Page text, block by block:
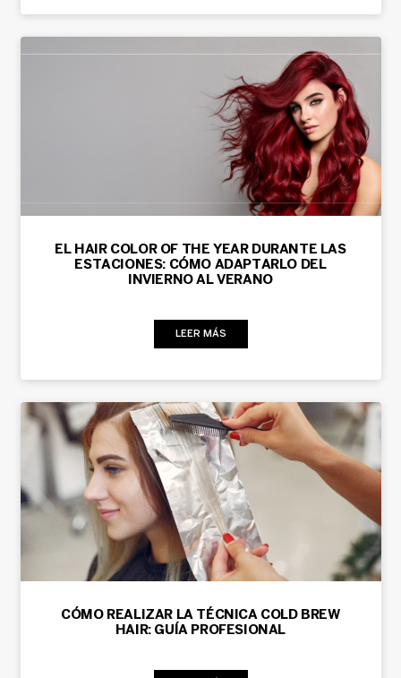
EL HAIR COLOR OF THE YEAR DURANTE LAS
ESTACIONES: CÓMO ADAPTARLO DEL
INVIERNO AL VERANO
LEER MÁS
CÓMO REALIZAR LA TÉCNICA COLD BREW
HAIR: GUÍA PROFESIONAL